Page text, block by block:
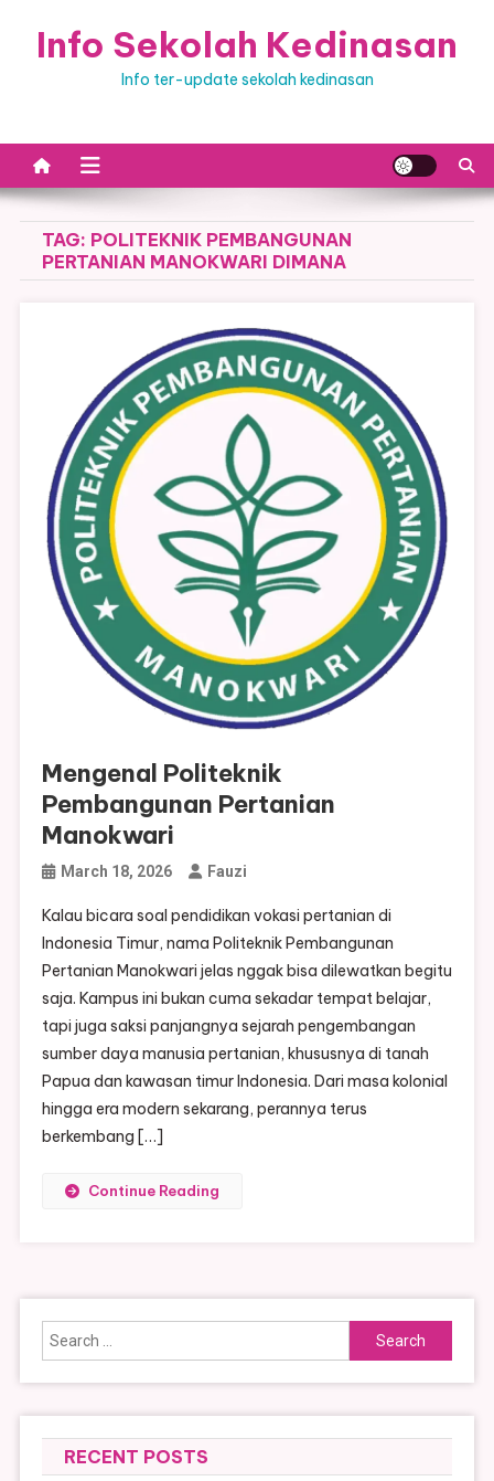
Info Sekolah Kedinasan
Info ter-update sekolah kedinasan
TAG: POLITEKNIK PEMBANGUNAN
PERTANIAN MANOKWARI DIMANA
Mengenal Politeknik
Pembangunan Pertanian
Manokwari
March 18, 2026 Fauzi
Kalau bicara soal pendidikan vokasi pertanian di
Indonesia Timur, nama Politeknik Pembangunan
Pertanian Manokwari jelas nggak bisa dilewatkan begitu
saja. Kampus ini bukan cuma sekadar tempat belajar,
tapi juga saksi panjangnya sejarah pengembangan
sumber daya manusia pertanian, khususnya di tanah
Papua dan kawasan timur Indonesia. Dari masa kolonial
hingga era modern sekarang, perannya terus
berkembang […]
Continue Reading
Search
for:
RECENT POSTS